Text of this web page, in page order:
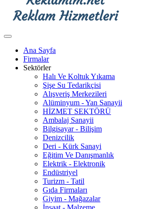
Ana Sayfa
Firmalar
Sektörler
Halı Ve Koltuk Yıkama
Şişe Su Tedarikçisi
Alışveriş Merkezileri
Alüminyum - Yan Sanayii
HİZMET SEKTÖRÜ
Ambalaj Sanayii
Bilgisayar - Bilişim
Denizcilik
Deri - Kürk Sanayi
Eğitim Ve Danışmanlık
Elektrik - Elektronik
Endüstriyel
Turizm - Tatil
Gıda Firmaları
Giyim - Mağazalar
İnşaat - Malzeme